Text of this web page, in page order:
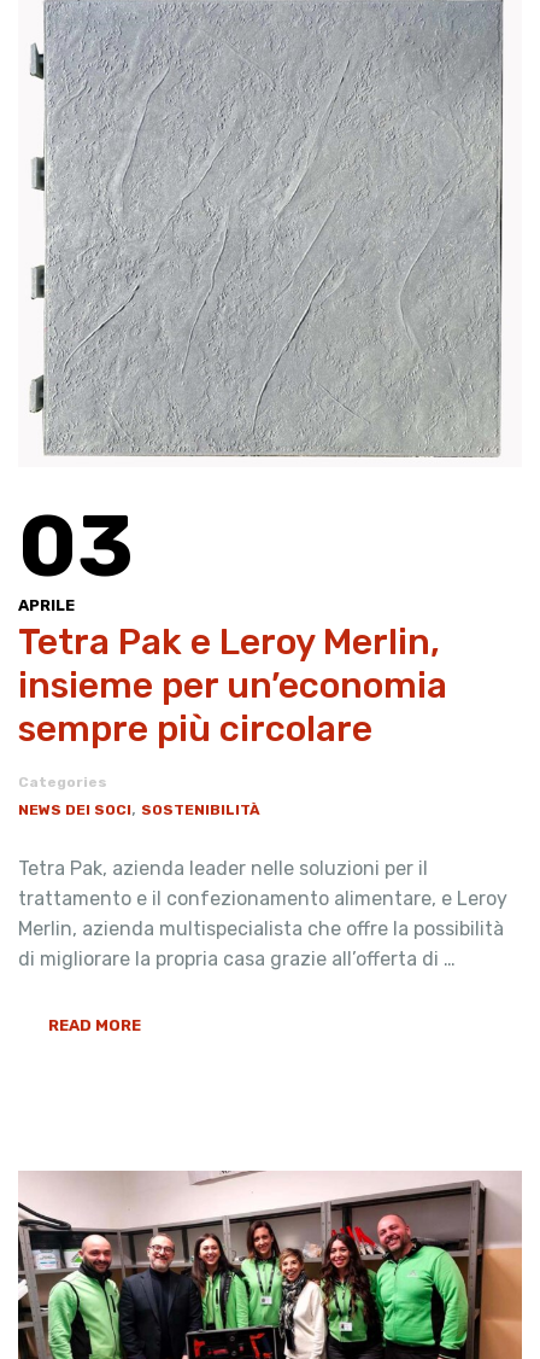
03
APRILE
Tetra Pak e Leroy Merlin,
insieme per un’economia
sempre più circolare
Categories
NEWS DEI SOCI, SOSTENIBILITÀ
Tetra Pak, azienda leader nelle soluzioni per il
trattamento e il confezionamento alimentare, e Leroy
Merlin, azienda multispecialista che offre la possibilità
di migliorare la propria casa grazie all’offerta di …
READ MORE